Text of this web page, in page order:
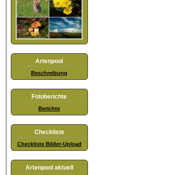
Artenpool
Beschreibung
Fotoberichte
Berichte
Checkliste
Checkliste Bilder-Upload
Artenpool aktuell